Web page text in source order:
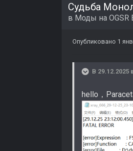
Судьба
в Моды на OGSR
Опубликовано 1
В 29.12.2025
hello，